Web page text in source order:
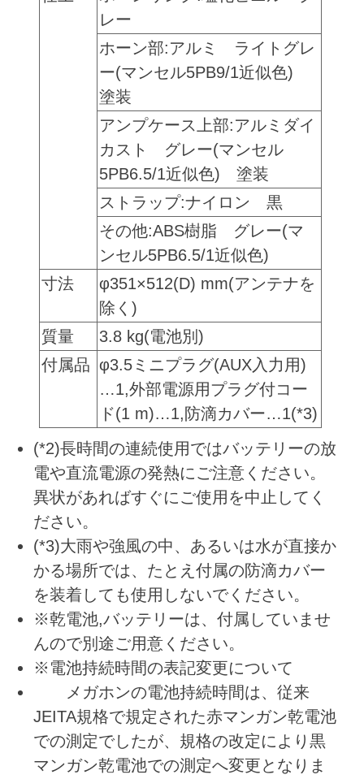
レー
ホーン部:アルミ ライトグレ
ー(マンセル5PB9/1近似色)
塗装
アンプケース上部:アルミダイ
カスト グレー(マンセル
5PB6.5/1近似色) 塗装
ストラップ:ナイロン 黒
その他:ABS樹脂 グレー(マ
ンセル5PB6.5/1近似色)
寸法
φ351×512(D) mm(アンテナを
除く)
質量
3.8 kg(電池別)
付属品 φ3.5ミニプラグ(AUX入力用)
…1,外部電源用プラグ付コー
ド(1 m)…1,防滴カバー…1(*3)
(*2)長時間の連続使用ではバッテリーの放
電や直流電源の発熱にご注意ください。
異状があればすぐにご使用を中止してく
ださい。
(*3)大雨や強風の中、あるいは水が直接か
かる場所では、たとえ付属の防滴カバー
を装着しても使用しないでください。
※乾電池,バッテリーは、付属していませ
んので別途ご用意ください。
※電池持続時間の表記変更について
メガホンの電池持続時間は、従来
JEITA規格で規定された赤マンガン乾電池
での測定でしたが、規格の改定により黒
マンガン乾電池での測定へ変更となりま